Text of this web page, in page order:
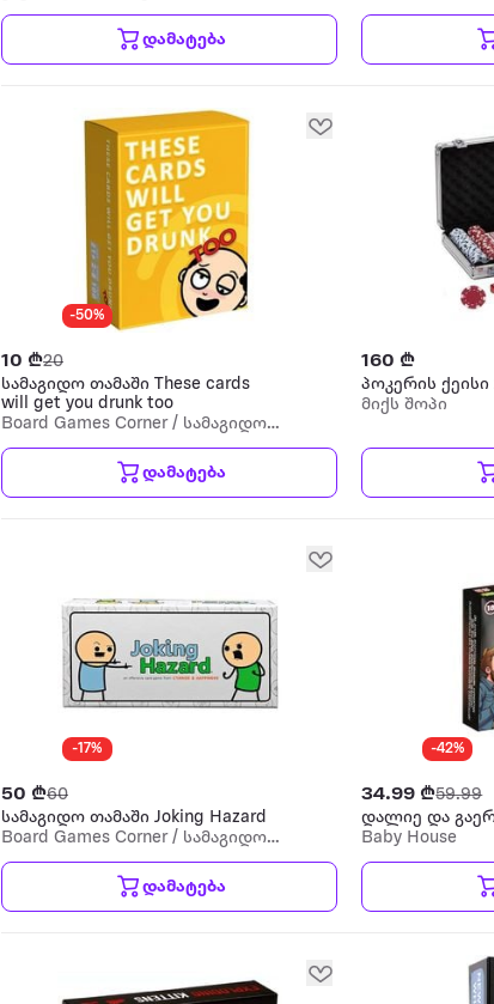
დამატება
-50%
10 ₾20
სამაგიდო თამაში These cards
will get you drunk too
Board Games Corner / სამაგიდო
თამაშების კუთხე
დამატება
160 ₾
პოკერის ქეისი
მიქს შოპი
-17%
50 ₾60
სამაგიდო თამაში Joking Hazard
Board Games Corner / სამაგიდო
თამაშების კუთხე
დამატება
-42%
34.99 ₾59.99
დალიე და
Baby House